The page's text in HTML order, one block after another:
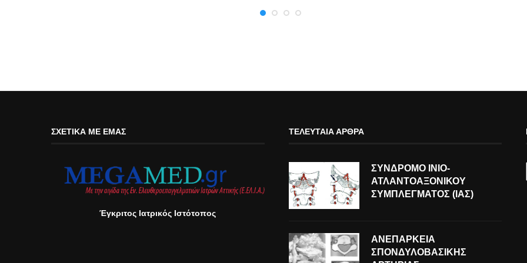
ΣΧΕΤΙΚΆ ΜΕ ΕΜΆΣ
Έγκριτος Ιατρικός Ιστότοπος
ΤΕΛΕΥΤΑΊΑ ΆΡΘΡΑ
ΣΥΝΔΡΟΜΟ ΙΝΙΟ-
ΑΤΛΑΝΤΟΑΞΟΝΙΚΟΥ
ΣΥΜΠΛΕΓΜΑΤΟΣ (ΙΑΣ)
ΑΝΕΠΑΡΚΕΙΑ
ΣΠΟΝΔΥΛΟΒΑΣΙΚΗΣ